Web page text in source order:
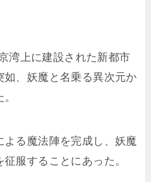
湾上に建設された新都市
如、妖魔と名乗る異次元か
る魔法陣を完成し、妖魔
服することにあった。